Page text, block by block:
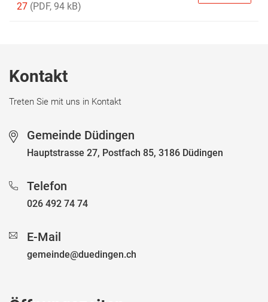
27 (PDF, 94 kB)
Kontakt
Treten Sie mit uns in Kontakt
Gemeinde Düdingen
Hauptstrasse 27, Postfach 85, 3186 Düdingen
Telefon
026 492 74 74
E-Mail
gemeinde@duedingen.ch